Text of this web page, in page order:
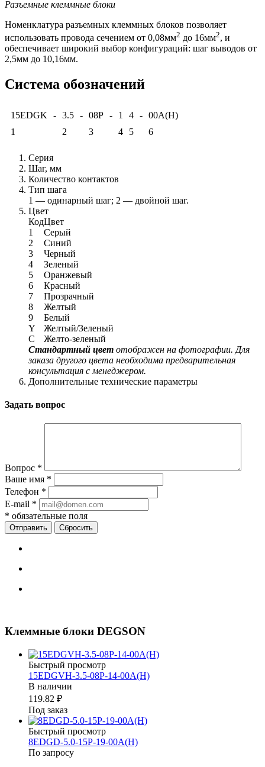
Разъемные клеммные блоки
Номенклатура разъемных клеммных блоков позволяет
использовать провода сечением от 0,08мм2 до 16мм2, и
обеспечивает широкий выбор конфигураций: шаг выводов от
2,5мм до 10,16мм.
Система обозначений
15EDGK - 3.5 - 08P - 1 4 - 00A(H)
1
2 3 4 5 6
Серия
Шаг, мм
Количество контактов
Тип шага
1 — одинарный шаг; 2 — двойной шаг.
Цвет
КодЦвет
1
Серый
2
Синий
3
Черный
4
Зеленый
5
Оранжевый
6
Красный
7
Прозрачный
8
Желтый
9
Белый
Y
Желтый/Зеленый
C
Желто-зеленый
Стандартный цвет отображен на фотографии. Для
заказа другого цвета необходима предварительная
консультация с менеджером.
Дополнительные технические параметры
Задать вопрос
Вопрос *
Ваше имя *
Телефон *
E-mail *
* обязательные поля
Сбросить
Клеммные блоки DEGSON
Быстрый просмотр
15EDGVH-3.5-08P-14-00A(H)
В наличии
119.82 ₽
Под заказ
Быстрый просмотр
8EDGD-5.0-15P-19-00A(H)
По запросу